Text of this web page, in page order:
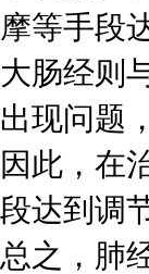
摩等手段
大肠经则
出现问题
因此，在
段达到调
总之，肺